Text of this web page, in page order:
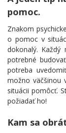
pomoc.
Znakom
o pomoc v
dokonalý.
potrebné
potreba
možno väčšinou
situácii pomôcť.
požiadať ho!
Kam sa